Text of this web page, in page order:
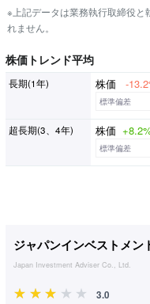
※上記データは業務執行取締役と
れません。
株価トレンド平均
長期(1年) 株価 -
標準偏差
超長期(3、4年) 株価
標準偏差
ジャパンインベストメン
Japan Investment Adviser Co., Ltd.
3.0